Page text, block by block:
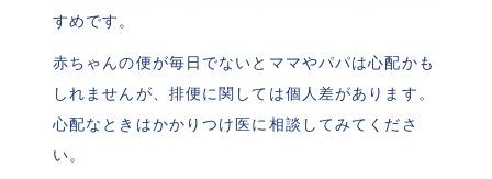
すめです。
赤ちゃんの便が毎日でないとママやパパは心配かも
しれませんが、排便に関しては個人差があります。
心配なときはかかりつけ医に相談してみてくださ
い。